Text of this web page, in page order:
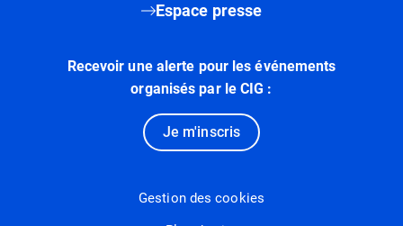
Espace presse
Recevoir une alerte pour les événements
organisés par le CIG :
Je m'inscris
Gestion des cookies